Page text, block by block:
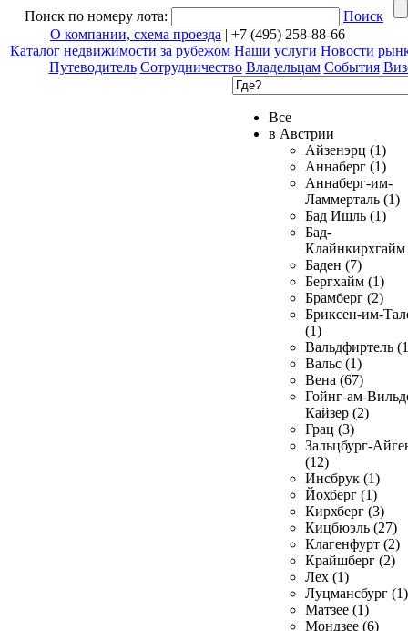
Поиск по номеру лота:
Поиск
О компании, схема проезда | +7 (495) 258-88-66
Каталог недвижимости за рубежом Наши услуги Новости
Путеводитель Сотрудничество Владельцам События
Все
в Австрии
Айзенэрц (1)
Аннаберг (1)
Аннаберг-им-
Ламмерталь (1)
Бад Ишль (1)
Бад-
Клайнкирхгайм
Баден (7)
Бергхайм (1)
Брамберг (2)
Бриксен-им-
(1)
Вальдфиртель
Вальс (1)
Вена (67)
Гойнг-ам-
Кайзер (2)
Грац (3)
Зальцбург-
(12)
Инсбрук (1)
Йохберг (1)
Кирхберг (3)
Кицбюэль (27)
Клагенфурт (2)
Крайшберг (2)
Лех (1)
Луцмансбург (1)
Матзее (1)
Мондзее (6)